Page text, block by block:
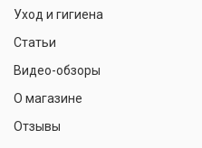
Уход и гигиена
Статьи
Видео-обзоры
О магазине
Отзывы